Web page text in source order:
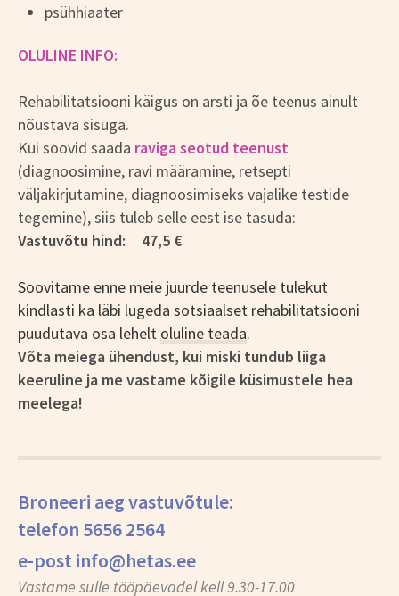
psühhiaater
OLULINE INFO:
Rehabilitatsiooni käigus on arsti ja õe teenus ainult
nõustava sisuga.
Kui soovid saada raviga seotud teenust
(diagnoosimine, ravi määramine, retsepti
väljakirjutamine, diagnoosimiseks vajalike testide
tegemine), siis tuleb selle eest ise tasuda:
Vastuvõtu hind: 47,5 €
Soovitame enne meie juurde teenusele tulekut
kindlasti ka läbi lugeda sotsiaalset rehabilitatsiooni
puudutava osa lehelt oluline teada.
Võta meiega ühendust, kui miski tundub liiga
keeruline ja me vastame kõigile küsimustele hea
meelega!
Broneeri aeg vastuvõtule:
telefon 5656 2564
e-post info@hetas.ee
Vastame sulle tööpäevadel kell 9.30-17.00